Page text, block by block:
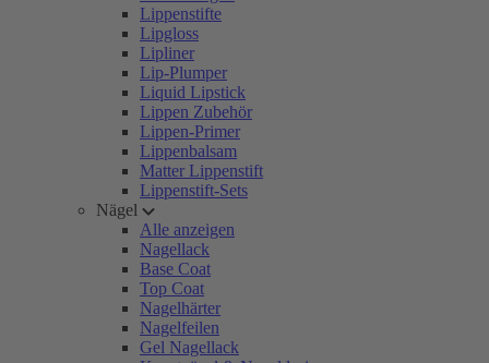
Lippenstifte
Lipgloss
Lipliner
Lip-Plumper
Liquid Lipstick
Lippen Zubehör
Lippen-Primer
Lippenbalsam
Matter Lippenstift
Lippenstift-Sets
Nägel
Alle anzeigen
Nagellack
Base Coat
Top Coat
Nagelhärter
Nagelfeilen
Gel Nagellack